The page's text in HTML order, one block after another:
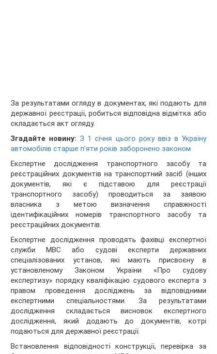
За результатами огляду в документах, які подають для
державної реєстрації, робиться відповідна відмітка або
складається акт огляду.
Згадайте новину:З 1 січня цього року ввіз в Україну
автомобілів старше п’яти років заборонено законом
Експертне дослідження транспортного засобу та
реєстраційних документів на транспортний засіб (інших
документів, які є підставою для реєстрації
транспортного засобу) проводиться за заявою
власника з метою визначення справжності
ідентифікаційних номерів транспортного засобу та
реєстраційних документів.
Експертне дослідження проводять фахівці експертної
служби МВС або судові експерти державних
спеціалізованих установ, які мають присвоєну в
установленому Законом України «Про судову
експертизу» порядку кваліфікацію судового експерта з
правом проведення досліджень за відповідними
експертними спеціальностями. За результатами
дослідження складається висновок експертного
дослідження, який додають до документів, котрі
подаються для державної реєстрації.
Встановлення вiдповiдностi конструкції, перевірка за